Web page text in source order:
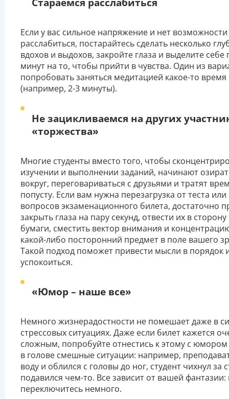
Если у вас сильное напряжение и нет
расслабиться, постарайтесь сделать несколько
вдохов и выдохов, закройте глаза и выделите себе
минут на то, чтобы прийти в чувства. Один из
попробовать заняться медитацией какое-то время
(например, 2-3 минуты).
Не зацикливаемся на других
«торжества»
Многие студенты вместо того, чтобы
изучении и выполнении заданий, начинают
вокруг, переговариваться с друзьями и тратят
попусту. Если вам нужна перезагрузка от теста или
вопросов экзаменационного билета, достаточно
закрыть глаза на пару секунд, отвести их в сторону
бумаги, сместить вектор внимания и
какой-либо посторонний предмет в поле вашего
Такой подход поможет привести мысли в порядок
успокоиться.
«Юмор – наше все»
Немного жизнерадостности не помешает даже в
стрессовых ситуациях. Даже если билет кажется
сложным, попробуйте отнестись к этому с юмором
в голове смешные ситуации: например,
воду и облился с головы до ног, студент чихнул за
подавился чем-то. Все зависит от вашей фантазии:
переключитесь немного.